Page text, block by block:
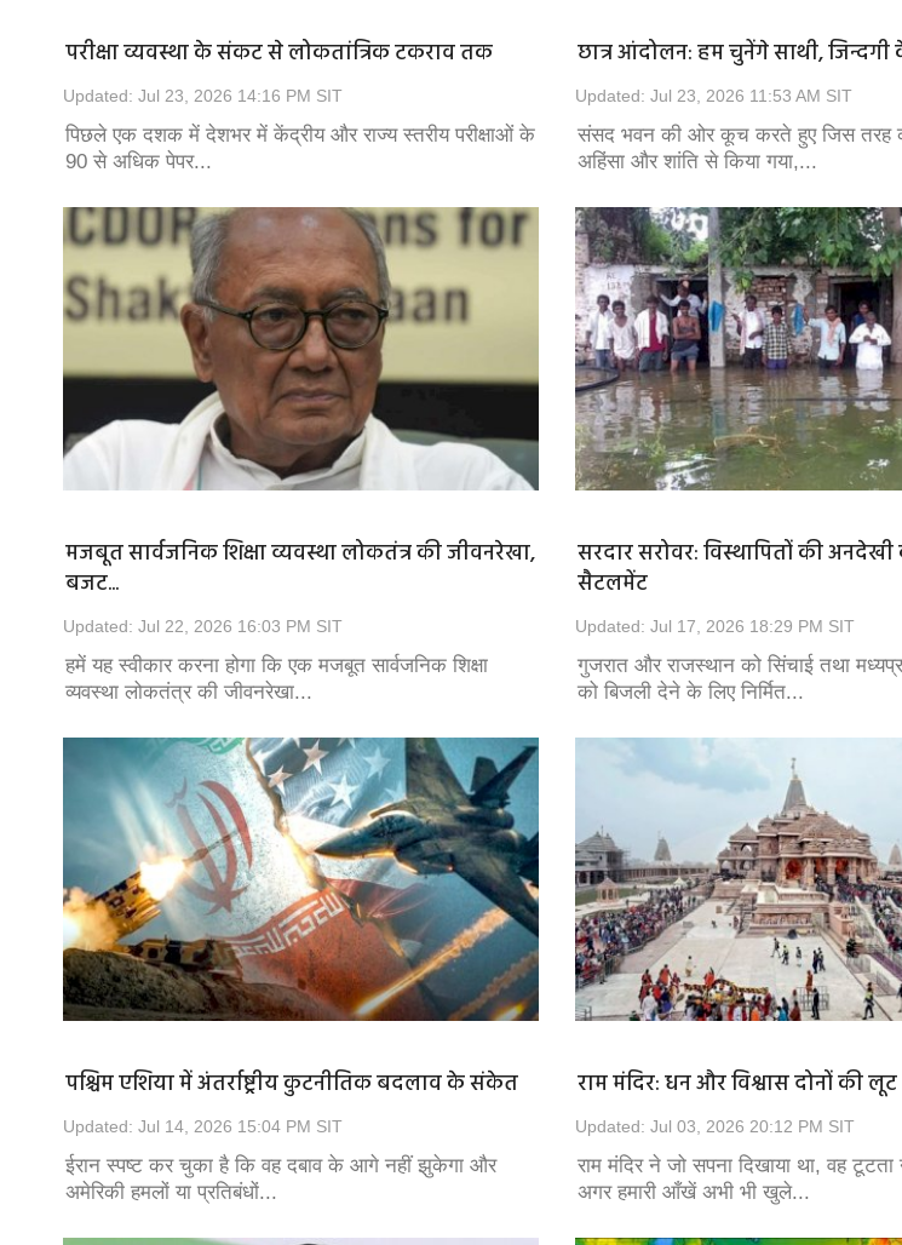
परीक्षा व्यवस्था के संकट से लोकतांत्रिक टकराव तक
Updated: Jul 23, 2026 14:16 PM SIT
पिछले एक दशक में देशभर में केंद्रीय और राज्य स्तरीय परीक्षाओं के
90 से अधिक पेपर...
छात्र आंदोलन: हम चुनेंगे साथी,
Updated: Jul 23, 2026 11:53 AM SIT
संसद भवन की ओर कूच करते हुए जिस तरह
अहिंसा और शांति से किया गया,...
मजबूत सार्वजनिक शिक्षा व्यवस्था लोकतंत्र की जीवनरेखा,
बजट...
Updated: Jul 22, 2026 16:03 PM SIT
हमें यह स्वीकार करना होगा कि एक मजबूत सार्वजनिक शिक्षा
व्यवस्था लोकतंत्र की जीवनरेखा...
सरदार सरोवर: विस्थापितों की
सैटलमेंट
Updated: Jul 17, 2026 18:29 PM SIT
गुजरात और राजस्थान को सिंचाई तथा
को बिजली देने के लिए निर्मित...
पश्चिम एशिया में अंतर्राष्ट्रीय कुटनीतिक बदलाव के संकेत
Updated: Jul 14, 2026 15:04 PM SIT
ईरान स्पष्ट कर चुका है कि वह दबाव के आगे नहीं झुकेगा और
अमेरिकी हमलों या प्रतिबंधों...
राम मंदिर: धन और विश्वास दोनों की लूट
Updated: Jul 03, 2026 20:12 PM SIT
राम मंदिर ने जो सपना दिखाया था, वह
अगर हमारी आँखें अभी भी खुले...